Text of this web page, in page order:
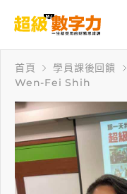
首頁 學員課後回饋
Wen-Fei Shih